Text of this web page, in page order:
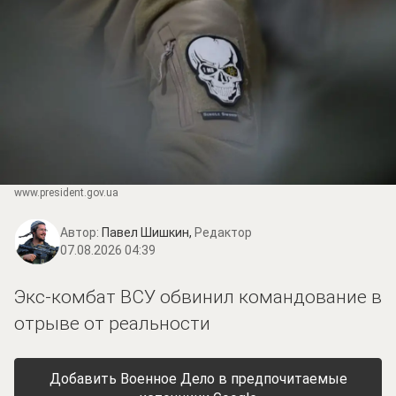
www.prеsidеnt.gоv.uа
Автор: Павел Шишкин, Редактор
07.08.2026 04:39
Экс-комбат ВСУ обвинил командование в
отрыве от реальности
Добавить Военное Дело в предпочитаемые